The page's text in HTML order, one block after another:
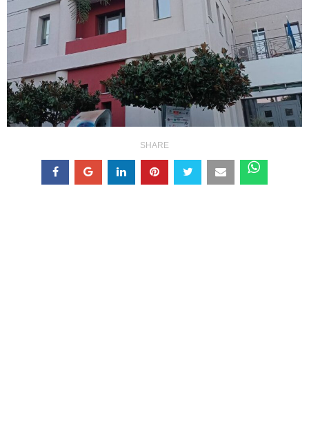
SHARE